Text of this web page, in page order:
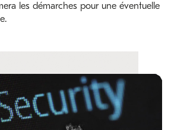
les démarches pour une éventuelle